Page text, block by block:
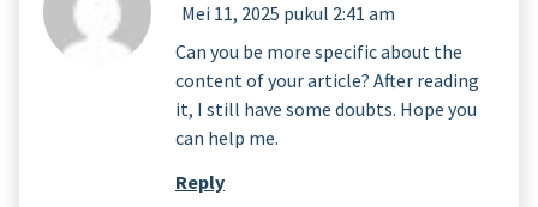
Mei 11, 2025 pukul 2:41 am
Can you be more specific about the
content of your article? After reading
it, I still have some doubts. Hope you
can help me.
Reply